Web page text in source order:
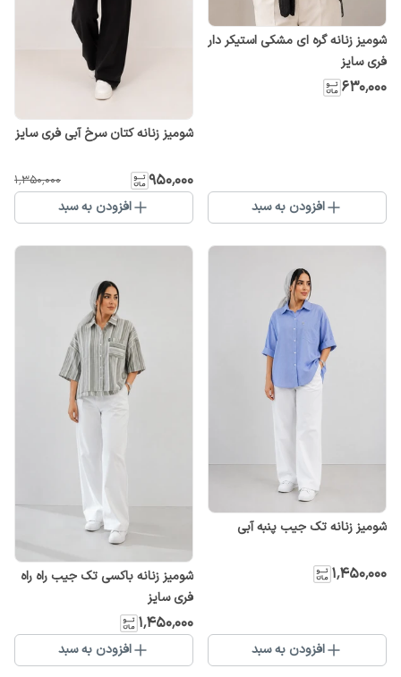
شومیز زنانه گره ای مشکی استیکر دار
فری سایز
۶۳۰٬۰۰۰
افزودن به سبد
شومیز زنانه کتان سرخ آبی فری سایز
۹۵۰٬۰۰۰ ۱٬۳۵۰٬۰۰۰
افزودن به سبد
شومیز زنانه تک جیب پنبه آبی
۱٬۴۵۰٬۰۰۰
افزودن به سبد
شومیز زنانه باکسی تک جیب راه راه
فری سایز
۱٬۴۵۰٬۰۰۰
افزودن به سبد